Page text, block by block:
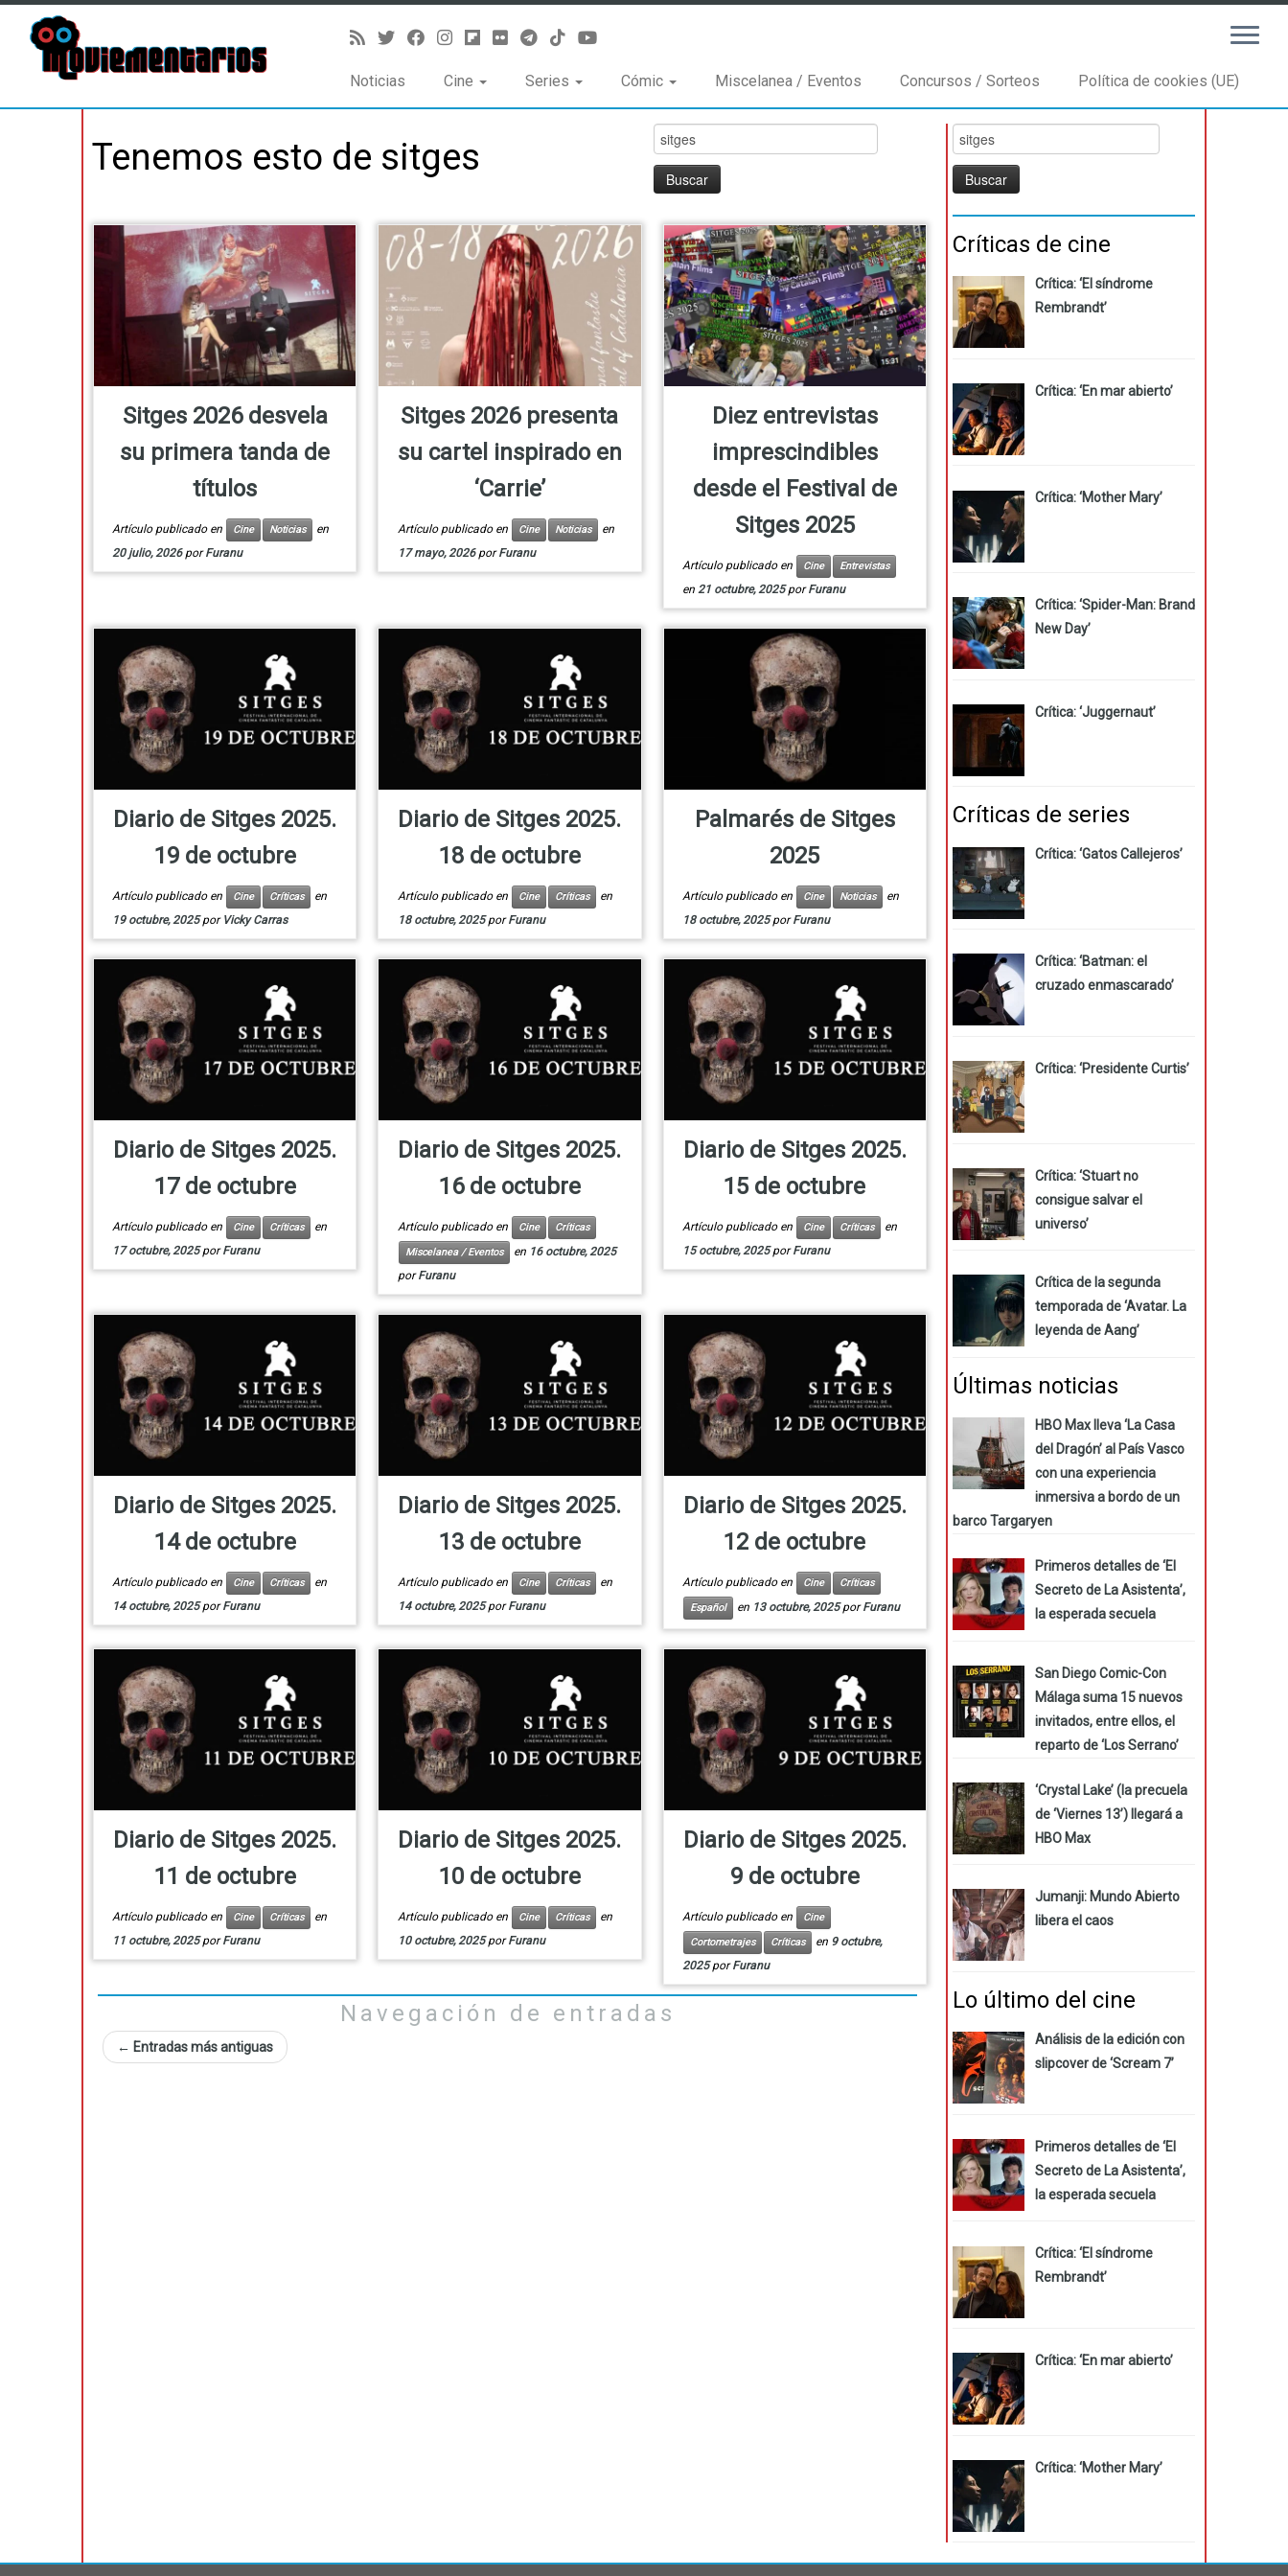
Noticias Cine Series Cómic Miscelanea / Eventos Concursos / Sorteos Política de cookies (UE)
Tenemos esto de sitges
Buscar:
Sitges 2026 desvela
su primera tanda de
títulos
Artículo publicado en Cine Noticias
en
20 julio, 2026 porFuranu
Sitges 2026 presenta
su cartel inspirado en
‘Carrie’
Artículo publicado en Cine Noticias
en
17 mayo, 2026 porFuranu
Diez entrevistas
imprescindibles
desde el Festival de
Sitges 2025
Artículo publicado en Cine Entrevistas
en 21 octubre, 2025 porFuranu
Diario de Sitges 2025.
19 de octubre
Artículo publicado en Cine Críticas
en
19 octubre, 2025 por Vicky Carras
Diario de Sitges 2025.
18 de octubre
Artículo publicado en Cine Críticas
en
18 octubre, 2025 porFuranu
Palmarés de Sitges
2025
Artículo publicado en Cine Noticias
en
18 octubre, 2025 porFuranu
Diario de Sitges 2025.
17 de octubre
Artículo publicado en Cine Críticas
en
17 octubre, 2025 porFuranu
Diario de Sitges 2025.
16 de octubre
Artículo publicado en Cine
Críticas
Miscelanea / Eventos
en 16 octubre, 2025
porFuranu
Diario de Sitges 2025.
15 de octubre
Artículo publicado en Cine Críticas
en
15 octubre, 2025 porFuranu
Diario de Sitges 2025.
14 de octubre
Artículo publicado en Cine Críticas
en
14 octubre, 2025 porFuranu
Diario de Sitges 2025.
13 de octubre
Artículo publicado en Cine Críticas
en
14 octubre, 2025 porFuranu
Diario de Sitges 2025.
12 de octubre
Artículo publicado en Cine
Críticas
Español
en 13 octubre, 2025 porFuranu
Diario de Sitges 2025.
11 de octubre
Artículo publicado en Cine Críticas
en
11 octubre, 2025 porFuranu
Diario de Sitges 2025.
10 de octubre
Artículo publicado en Cine Críticas
en
10 octubre, 2025 porFuranu
Diario de Sitges 2025.
9 de octubre
Artículo publicado en
Cine
Cortometrajes
Críticas en 9 octubre,
2025 porFuranu
Navegación de entradas
← Entradas más antiguas
Buscar:
Críticas de cine
Crítica: ‘El síndrome
Rembrandt’
Crítica: ‘En mar abierto’
Crítica: ‘Mother Mary’
Crítica: ‘Spider-Man: Brand
New Day’
Crítica: ‘Juggernaut’
Críticas de series
Crítica: ‘Gatos Callejeros’
Crítica: ‘Batman: el
cruzado enmascarado’
Crítica: ‘Presidente Curtis’
Crítica: ‘Stuart no
consigue salvar el
universo’
Crítica de la segunda
temporada de ‘Avatar. La
leyenda de Aang’
Últimas noticias
HBO Max lleva ‘La Casa
del Dragón’ al País Vasco
con una experiencia
inmersiva a bordo de un
barco Targaryen
Primeros detalles de ‘El
Secreto de La Asistenta’,
la esperada secuela
San Diego Comic-Con
Málaga suma 15 nuevos
invitados, entre ellos, el
reparto de ‘Los Serrano’
‘Crystal Lake’ (la precuela
de ‘Viernes 13’) llegará a
HBO Max
Jumanji: Mundo Abierto
libera el caos
Lo último del cine
Análisis de la edición con
slipcover de ‘Scream 7’
Primeros detalles de ‘El
Secreto de La Asistenta’,
la esperada secuela
Crítica: ‘El síndrome
Rembrandt’
Crítica: ‘En mar abierto’
Crítica: ‘Mother Mary’